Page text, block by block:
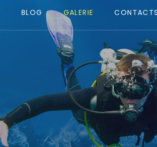
BLOG GALERIE CONTACTS